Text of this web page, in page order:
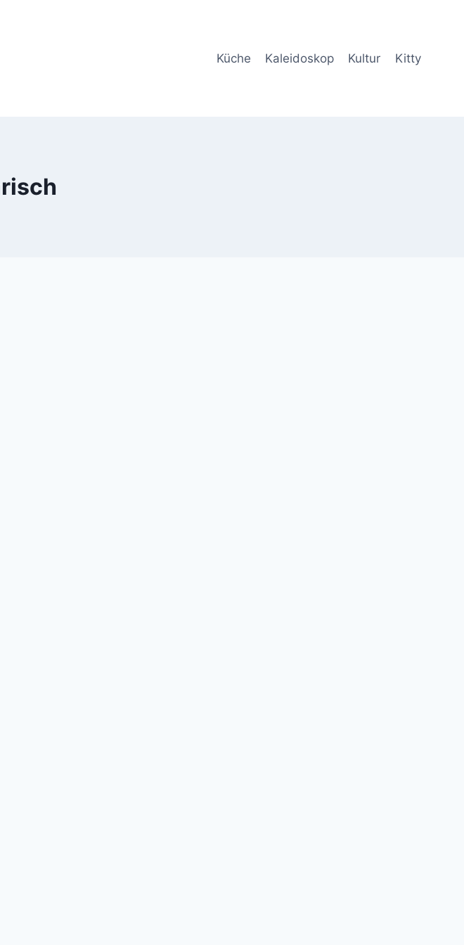
Küche Kaleidoskop Kultur Kitty